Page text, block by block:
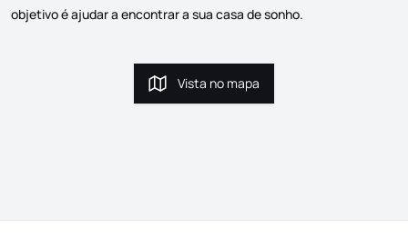
objetivo é ajudar a encontrar a sua casa de sonho.
Vista no mapa
Vista no mapa